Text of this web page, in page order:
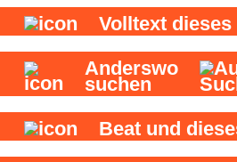
Volltext
Anderswo
suchen
Beat und